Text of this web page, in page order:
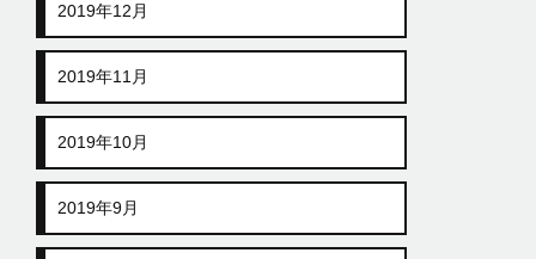
2019年12月
2019年11月
2019年10月
2019年9月